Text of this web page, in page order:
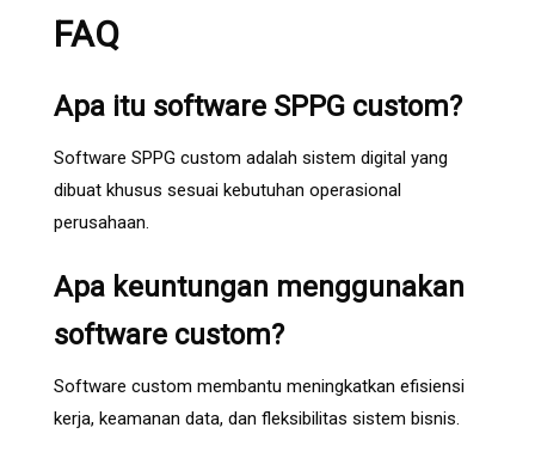
FAQ
Apa itu software SPPG custom?
Software SPPG custom adalah sistem digital yang
dibuat khusus sesuai kebutuhan operasional
perusahaan.
Apa keuntungan menggunakan
software custom?
Software custom membantu meningkatkan efisiensi
kerja, keamanan data, dan fleksibilitas sistem bisnis.